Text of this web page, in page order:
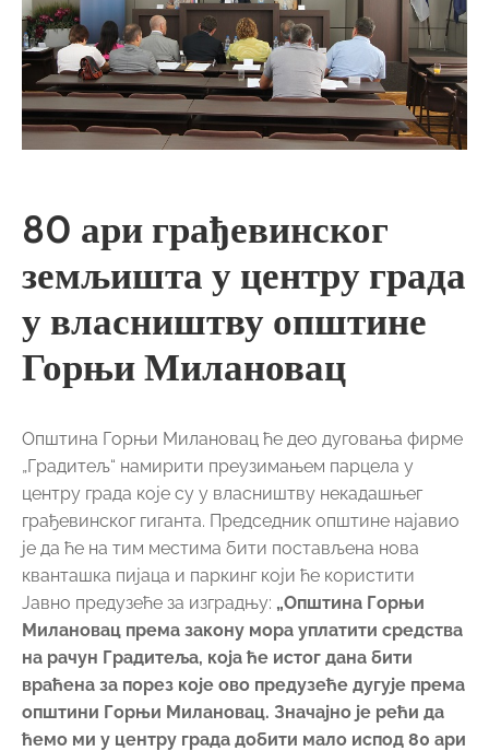
80 ари грађевинског
земљишта у центру града
у власништву општине
Горњи Милановац
Општина Горњи Милановац ће део дуговања фирме
„Градитељ“ намирити преузимањем парцела у
центру града које су у власништву некадашњег
грађевинског гиганта. Председник општине најавио
је да ће на тим местима бити постављена нова
кванташка пијаца и паркинг који ће користити
Јавно предузеће за изградњу: „Општина Горњи
Милановац према закону мора уплатити средства
на рачун Градитеља, која ће истог дана бити
враћена за порез које ово предузеће дугује према
општини Горњи Милановац. Значајно је рећи да
ћемо ми у центру града добити мало испод 80 ари